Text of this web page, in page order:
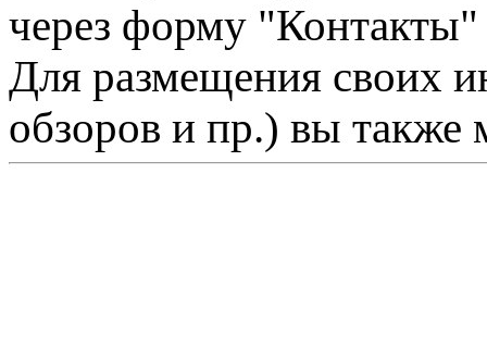
через форму "Контакты"
Для размещения своих
обзоров и пр.) вы также